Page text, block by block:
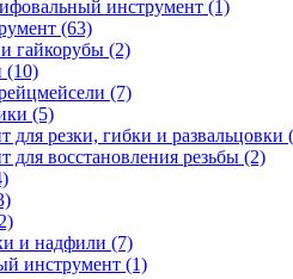
инструмент (1)
(63)
гайкорубы (2)
(10)
(7)
(5)
для резки, гибки и развальцовки
для восстановления резьбы (2)
и надфили (7)
инструмент (1)